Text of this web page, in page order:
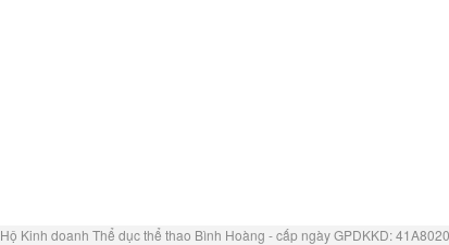
Hộ Kinh doanh Thể dục thể thao Bình Hoàng - cấp ngày GPDKKD: